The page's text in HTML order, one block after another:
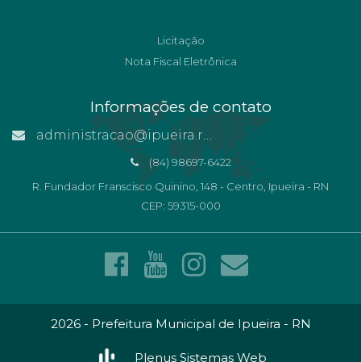
Licitação
Nota Fiscal Eletrônica
Informações de contato
administracao@ipueira.rn.gov.br
(84) 98697-6422
R. Fundador Franscisco Quinino, 148 - Centro, Ipueira - RN
CEP: 59315-000
2026 - Prefeitura Municipal de Ipueira - RN
Plenus Sistemas Web